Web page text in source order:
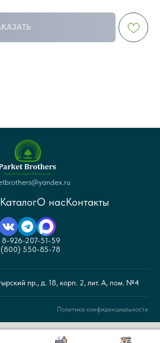
КаталогО насКонтакты
8-926-207-51-59
(800) 550-85-78
пр., д. 18, корп. 2, лит. А, пом. №4
Политика конфиденциальности